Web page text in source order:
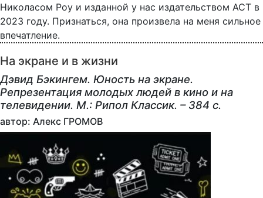
Николасом Роу и изданной у нас издательством АСТ в
2023 году. Признаться, она произвела на меня сильное
впечатление.
На экране и в жизни
Дэвид Бэкингем. Юность на экране.
Репрезентация молодых людей в кино и на
телевидении. М.: Рипол Классик. – 384 с.
автор: Алекс ГРОМОВ